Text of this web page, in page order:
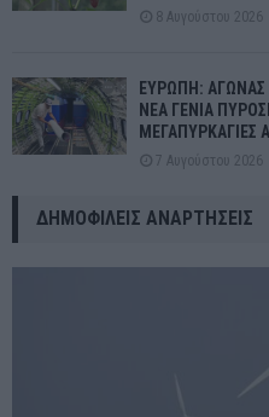
8 Αυγούστου 2026
ΕΥΡΩΠΗ: ΑΓΩΝΑΣ
ΝΕΑ ΓΕΝΙΑ
ΜΕΓΑΠΥΡΚΑΓΙΕΣ
7 Αυγούστου 2026
ΔΗΜΟΦΙΛΕΊΣ ΑΝΑΡΤΉΣΕΙΣ